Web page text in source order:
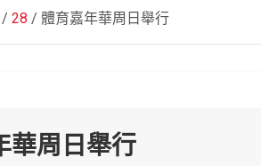
28 體育嘉年華周日舉行
華周日舉行